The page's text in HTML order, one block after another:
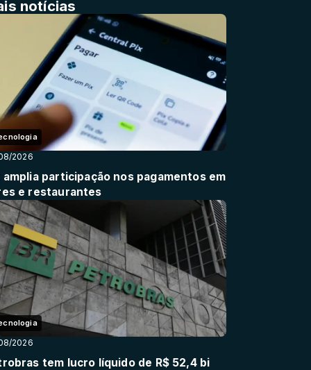
notícias
2026
amplia participação nos pagamentos em
e restaurantes
2026
tem lucro líquido de R$ 52,4 bi